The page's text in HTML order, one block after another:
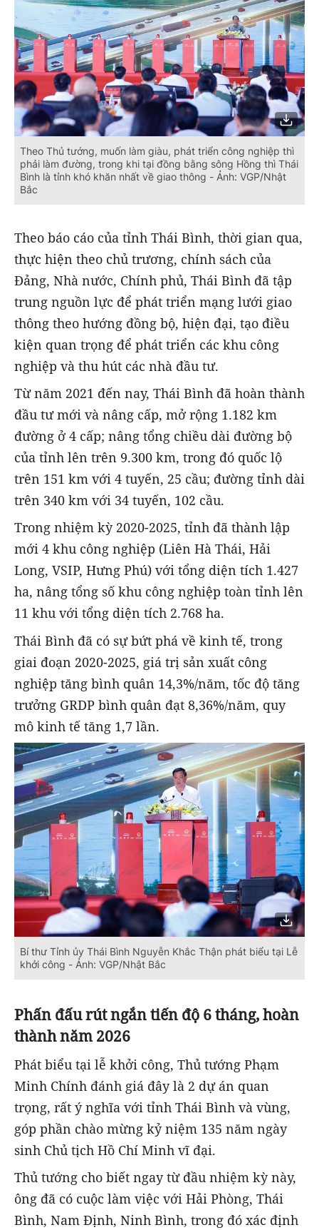
Theo Thủ tướng, muốn làm giàu, phát triển công nghiệp thì
phải làm đường, trong khi tại đồng bằng sông Hồng thì Thái
Bình là tỉnh khó khăn nhất về giao thông - Ảnh: VGP/Nhật
Bắc
Theo báo cáo của tỉnh Thái Bình, thời gian qua,
thực hiện theo chủ trương, chính sách của
Đảng, Nhà nước, Chính phủ, Thái Bình đã tập
trung nguồn lực để phát triển mạng lưới giao
thông theo hướng đồng bộ, hiện đại, tạo điều
kiện quan trọng để phát triển các khu công
nghiệp và thu hút các nhà đầu tư.
Từ năm 2021 đến nay, Thái Bình đã hoàn thành
đầu tư mới và nâng cấp, mở rộng 1.182 km
đường ở 4 cấp; nâng tổng chiều dài đường bộ
của tỉnh lên trên 9.300 km, trong đó quốc lộ
trên 151 km với 4 tuyến, 25 cầu; đường tỉnh dài
trên 340 km với 34 tuyến, 102 cầu.
Trong nhiệm kỳ 2020-2025, tỉnh đã thành lập
mới 4 khu công nghiệp (Liên Hà Thái, Hải
Long, VSIP, Hưng Phú) với tổng diện tích 1.427
ha, nâng tổng số khu công nghiệp toàn tỉnh lên
11 khu với tổng diện tích 2.768 ha.
Thái Bình đã có sự bứt phá về kinh tế, trong
giai đoạn 2020-2025, giá trị sản xuất công
nghiệp tăng bình quân 14,3%/năm, tốc độ tăng
trưởng GRDP bình quân đạt 8,36%/năm, quy
mô kinh tế tăng 1,7 lần.
Bí thư Tỉnh ủy Thái Bình Nguyễn Khắc Thận phát biểu tại Lễ
khởi công - Ảnh: VGP/Nhật Bắc
Phấn đấu rút ngắn tiến độ 6 tháng, hoàn
thành năm 2026
Phát biểu tại lễ khởi công, Thủ tướng Phạm
Minh Chính đánh giá đây là 2 dự án quan
trọng, rất ý nghĩa với tỉnh Thái Bình và vùng,
góp phần chào mừng kỷ niệm 135 năm ngày
sinh Chủ tịch Hồ Chí Minh vĩ đại.
Thủ tướng cho biết ngay từ đầu nhiệm kỳ này,
ông đã có cuộc làm việc với Hải Phòng, Thái
Bình, Nam Định, Ninh Bình, trong đó xác định